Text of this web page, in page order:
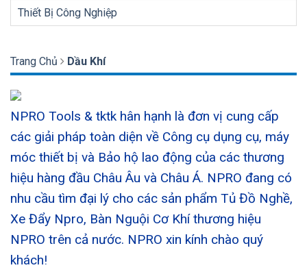
Thiết Bị Công Nghiệp
Trang Chủ Dầu Khí
NPRO Tools & tktk hân hạnh là đơn vị cung cấp
các giải pháp toàn diện về Công cụ dụng cụ, máy
móc thiết bị và Bảo hộ lao động của các thương
hiệu hàng đầu Châu Âu và Châu Á. NPRO đang có
nhu cầu tìm đại lý cho các sản phẩm Tủ Đồ Nghề,
Xe Đẩy Npro, Bàn Nguội Cơ Khí thương hiệu
NPRO trên cả nước. NPRO xin kính chào quý
khách!